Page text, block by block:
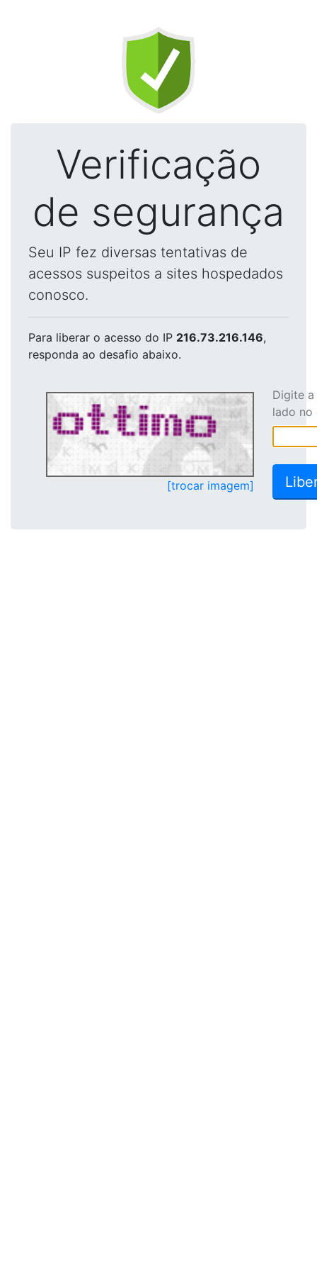
Verificação
de segurança
Seu IP fez diversas tentativas de
acessos suspeitos a sites hospedados
conosco.
Para liberar o acesso do IP 216.73.216.146,
responda ao desafio abaixo.
[trocar imagem]
Digite
lado no